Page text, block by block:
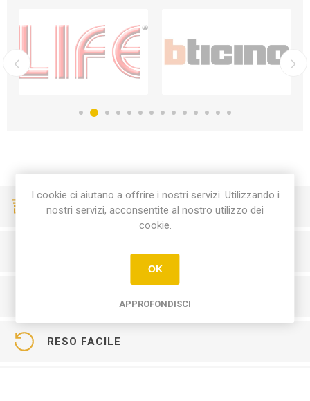
CONSEGNE VELOCI
PAGAMENTI SICURI
RESO FACILE
I cookie ci aiutano a offrire i nostri servizi. Utilizzando i
nostri servizi, acconsentite al nostro utilizzo dei
cookie.
OK
APPROFONDISCI